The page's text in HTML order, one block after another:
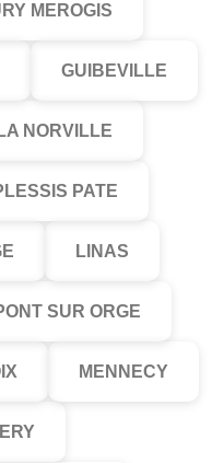
MEROGIS
GUIBEVILLE
LA NORVILLE
PATE
LINAS
SUR ORGE
MENNECY